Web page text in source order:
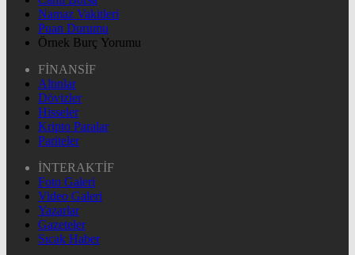
Namaz Vakitleri
Puan Durumu
Örnek Burç Yorumu
FİNANSİF
Altınlar
Dövizler
Hisseler
Kripto Paralar
Pariteler
İNTERAKTİF
Foto Galeri
Video Galeri
Yazarlar
Gazeteler
Sıcak Haber